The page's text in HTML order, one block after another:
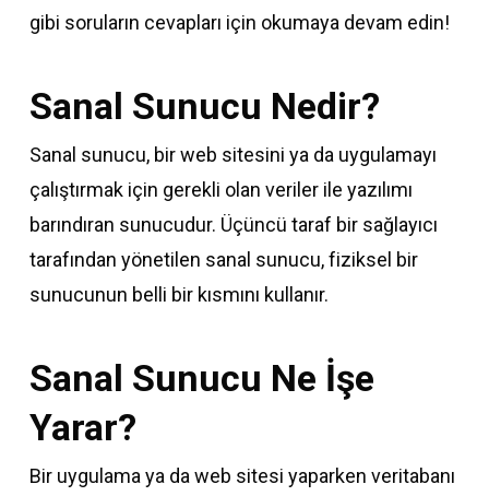
gibi soruların cevapları için okumaya devam edin!
Sanal Sunucu Nedir?
Sanal sunucu, bir web sitesini ya da uygulamayı
çalıştırmak için gerekli olan veriler ile yazılımı
barındıran sunucudur. Üçüncü taraf bir sağlayıcı
tarafından yönetilen sanal sunucu, fiziksel bir
sunucunun belli bir kısmını kullanır.
Sanal Sunucu Ne İşe
Yarar?
Bir uygulama ya da web sitesi yaparken veritabanı